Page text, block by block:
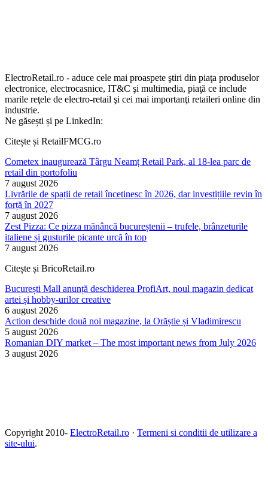
ElectroRetail.ro - aduce cele mai proaspete ştiri din piaţa produselor
electronice, electrocasnice, IT&C şi multimedia, piaţă ce include
marile reţele de electro-retail şi cei mai importanţi retaileri online din
industrie.
Ne găsești și pe LinkedIn:
Citește și RetailFMCG.ro
Cometex inaugurează Târgu Neamț Retail Park, al 18-lea parc de
retail din portofoliu
7 august 2026
Livrările de spații de retail încetinesc în 2026, dar investițiile revin în
forță în 2027
7 august 2026
Zest Pizza: Ce pizza mănâncă bucureștenii – trufele, brânzeturile
italiene și gusturile picante urcă în top
7 august 2026
Citește și BricoRetail.ro
București Mall anunță deschiderea ProfiArt, noul magazin dedicat
artei și hobby-urilor creative
6 august 2026
Action deschide două noi magazine, la Orăștie și Vladimirescu
5 august 2026
Romanian DIY market – The most important news from July 2026
3 august 2026
Copyright 2010- ElectroRetail.ro · Termeni si conditii de utilizare a
site-ului.